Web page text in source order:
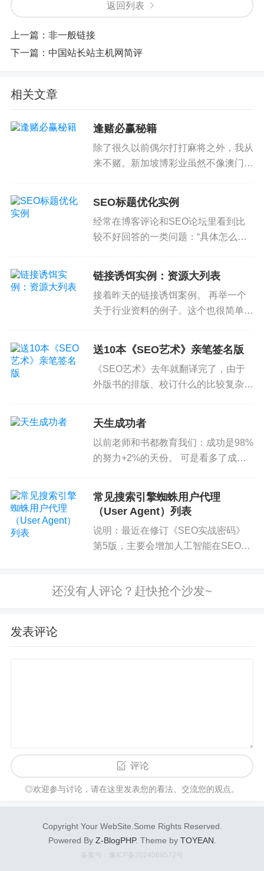
体育总会提名。由于乒总和刘国栋的矛盾，乒总没
是否应该提名刘国栋，但乒总拒绝提名。
名名单。体育奖评选委员会主席是副总理兼国防部
长，也很可能是下届总理人选，张志贤。评选委员
会经过讨论，决定不能破例把刘国梁列入名单，还
是以单项分会的提名为准。
却没有提名，所以决定最佳教练员奖空缺。
乒总，还有很多人，坚持认为不能为了几十年才得
到的一块银牌而重女轻男。
体育奖评选委员会虽然很想刘国栋被提名，甚至这
会提名，所以不能破例，规矩就是规矩。
有好的规矩，也有可能因为一个领导内行的外行而
涯结束了。
评选委员会评选时只看成就，不和稀泥，哪怕让同
样也是执政党的同仁难堪和尴尬。各按各的规矩办
最后说一句，副总理兼国防部长张志贤刚好是我家
这个区的国会议员，我们经常看到他参加一些社区
活动。活动都是露天的，他就坐在观众堆里，当
镖状的人跟着，但并不阻止任何与他握手或说话的
怪冷清的。
你可能想看：
奶茶作为含糖、含咖啡因
饮品，我们也可能对它产生依赖。这
种“瘾”从长期来看，会让我们更不开心。
返回列表
上一篇： 非一般链接
下一篇： 中国站长站主机网简评
相关文章
逢赌必赢秘籍
除了很久以前偶尔打打麻将之外，我从
来不赌。新加坡博彩业虽然不像澳门那
大规模的赌场在新加坡开业。我估计自
己也只会去看看热闹而已。 虽...
SEO标题优化实例
经常在博客评论和SEO论坛里看到比
较不好回答的一类问题：“具体怎么做
对新手来说，除非你帮他优化好，不然
他可能就是不清楚该怎么...
链接诱饵实例：资源大列表
接着昨天的链接诱饵案例。 再举一个
关于行业资料的例子。这个也很简单，
诱饵最最常见的标题模式就是，“十大
最xx的xxx”这种列表或排...
送10本《SEO艺术》亲笔签名版
《SEO艺术》去年就翻译完了，由于
外版书的排版、校订什么的比较复杂，
的签名版，可以参与SEO粉丝团3月份
的微访谈活动，具体请见这里...
天生成功者
以前老师和书都教育我们：成功是98%
的努力+2%的天份。 可是看多了成功
功者，根本就不是普通人。 前几天读
一篇报道介绍邓亚萍获得剑...
常见搜索引擎蜘蛛用户代理
（User Agent）列表
说明：最近在修订《SEO实战密码》
第5版，主要会增加人工智能在SEO领
好啊），我会把一些资料性的内容删减
发表评论
评论
◎欢迎参与讨论，请在这里发表您的看法、交流您的观点。
Copyright Your WebSite.Some Rights Reserved.
Powered By Z-BlogPHP. Theme by TOYEAN
备案号：豫ICP备2024069572号